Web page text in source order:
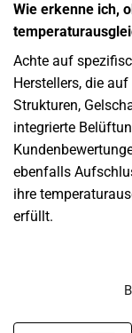
Wie erkenne ich,
Achte auf
Herstellers, die
Strukturen,
integrierte
ebenfalls
ihre
erfüllt.